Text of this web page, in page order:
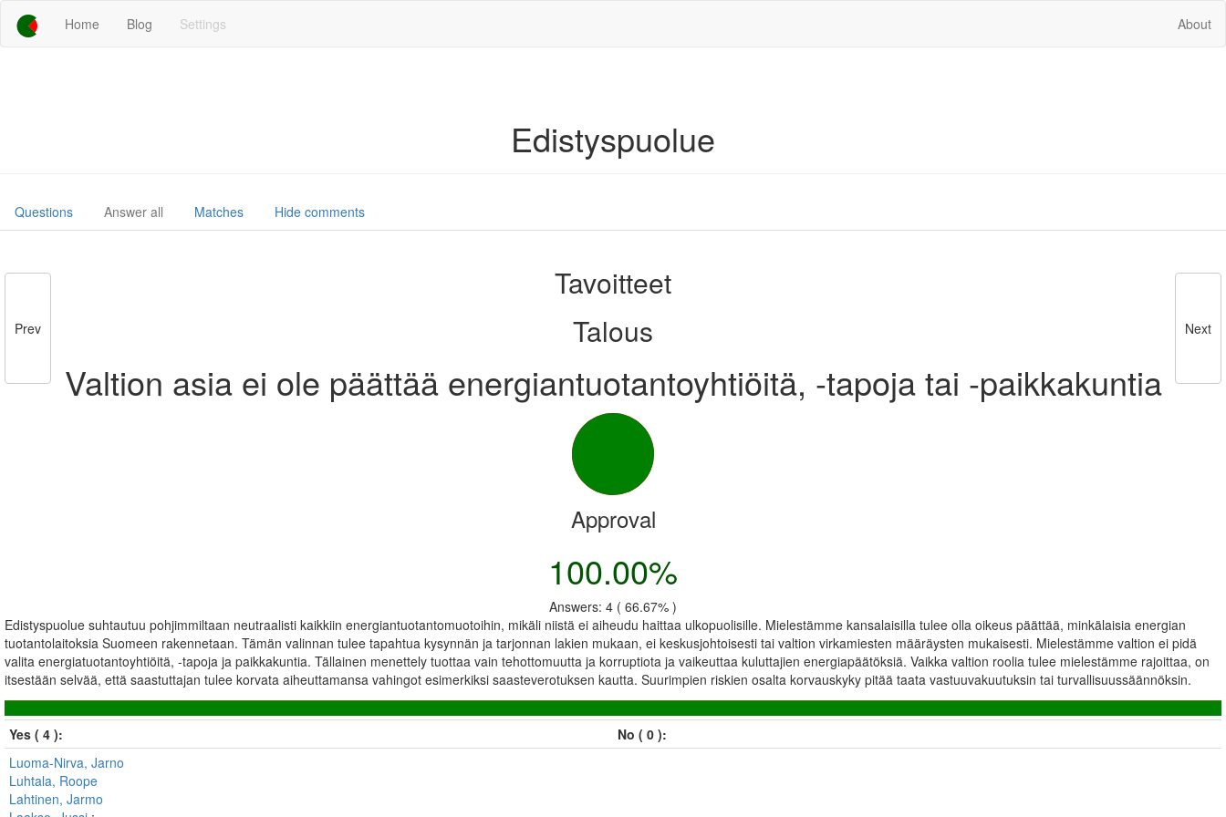
Home Blog Settings About
Edistyspuolue
Questions Answer all Matches Hide comments
Prev
Tavoitteet
Talous
Valtion asia ei ole päättää energiantuotantoyhtiöitä, -tapoja tai -paikkakuntia
Next
Approval
100.00%
Answers: 4 ( 66.67% )
Edistyspuolue suhtautuu pohjimmiltaan neutraalisti kaikkiin energiantuotantomuotoihin, mikäli niistä ei aiheudu haittaa ulkopuolisille. Mielestämme kansalaisilla tulee olla oikeus päättää, minkälaisia energian
tuotantolaitoksia Suomeen rakennetaan. Tämän valinnan tulee tapahtua kysynnän ja tarjonnan lakien mukaan, ei keskusjohtoisesti tai valtion virkamiesten määräysten mukaisesti. Mielestämme valtion ei pidä
valita energiatuotantoyhtiöitä, -tapoja ja paikkakuntia. Tällainen menettely tuottaa vain tehottomuutta ja korruptiota ja vaikeuttaa kuluttajien energiapäätöksiä. Vaikka valtion roolia tulee mielestämme rajoittaa, on
itsestään selvää, että saastuttajan tulee korvata aiheuttamansa vahingot esimerkiksi saasteverotuksen kautta. Suurimpien riskien osalta korvauskyky pitää taata vastuuvakuutuksin tai turvallisuussäännöksin.
Yes ( 4 ):
No ( 0 ):
Luoma-Nirva, Jarno
Luhtala, Roope
Lahtinen, Jarmo